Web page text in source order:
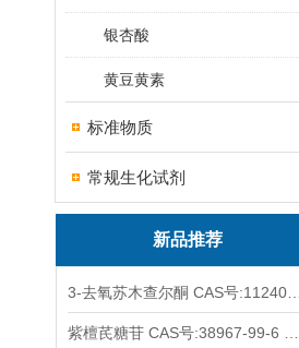
银杏酸
黄豆黄素
标准物质
常规生化试剂
新品推荐